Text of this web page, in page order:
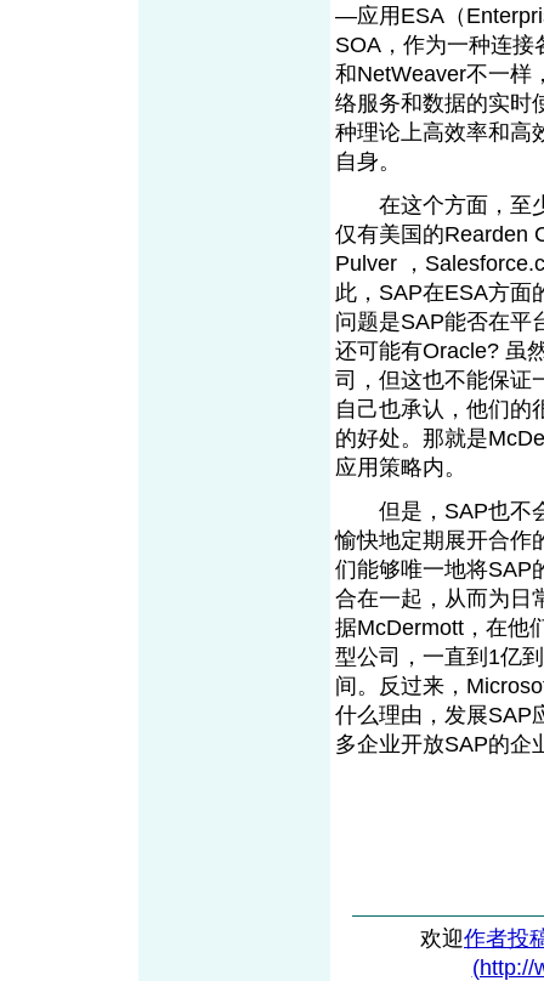
—应用ESA（
SOA，作为一种连接
和NetWeaver不一样
络服务和数据的实时
种理论上高效率和高
自身。
在这个方面，至少
仅有美国的Rearden
Pulver ，Salesforce
此，SAP在ESA方面
问题是SAP能否在平
还可能有Oracle? 虽
司，但这也不能保证
自己也承认，他们的
的好处。那就是
应用策略内。
但是，SAP也不会
愉快地定期展开合作
们能够唯一地将SAP
合在一起，从而为日
据McDermott，在他
型公司，一直到1亿
间。反过来，
什么理由，发展SAP
多企业开放SAP的企
欢迎作者投
(http://